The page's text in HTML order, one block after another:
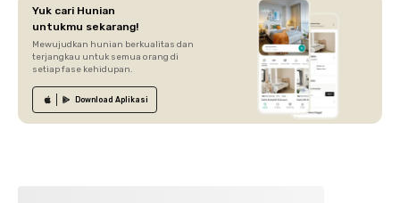
Yuk cari Hunian
untukmu sekarang!
Mewujudkan hunian berkualitas dan
terjangkau untuk semua orang di
setiap fase kehidupan.
Download Aplikasi